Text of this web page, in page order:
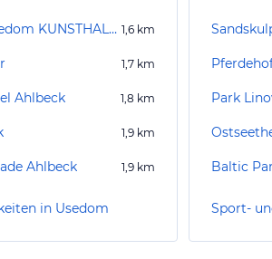
BuchKunst Usedom KUNSTHALLE Bahnhof Ahlbeck 1,6 km
1,7 km
Ahlbeck 1,8 km
1,9 km
Ahlbeck 1,9 km
in Usedom
Park